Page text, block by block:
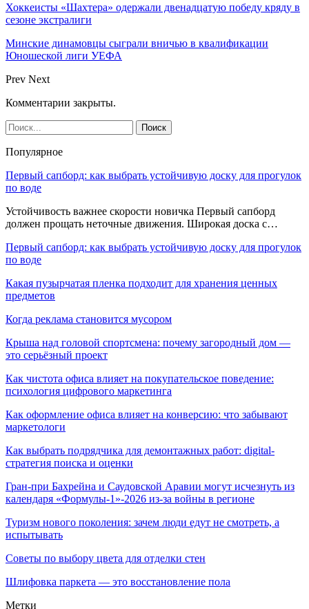
Хоккеисты «Шахтера» одержали двенадцатую победу кряду в
сезоне экстралиги
Минские динамовцы сыграли вничью в квалификации
Юношеской лиги УЕФА
Prev Next
Комментарии закрыты.
Популярное
Первый сапборд: как выбрать устойчивую доску для прогулок
по воде
Устойчивость важнее скорости новичка Первый сапборд
должен прощать неточные движения. Широкая доска с…
Первый сапборд: как выбрать устойчивую доску для прогулок
по воде
Какая пузырчатая пленка подходит для хранения ценных
предметов
Когда реклама становится мусором
Крыша над головой спортсмена: почему загородный дом —
это серьёзный проект
Как чистота офиса влияет на покупательское поведение:
психология цифрового маркетинга
Как оформление офиса влияет на конверсию: что забывают
маркетологи
Как выбрать подрядчика для демонтажных работ: digital-
стратегия поиска и оценки
Гран-при Бахрейна и Саудовской Аравии могут исчезнуть из
календаря «Формулы-1»-2026 из-за войны в регионе
Туризм нового поколения: зачем люди едут не смотреть, а
испытывать
Советы по выбору цвета для отделки стен
Шлифовка паркета — это восстановление пола
Метки